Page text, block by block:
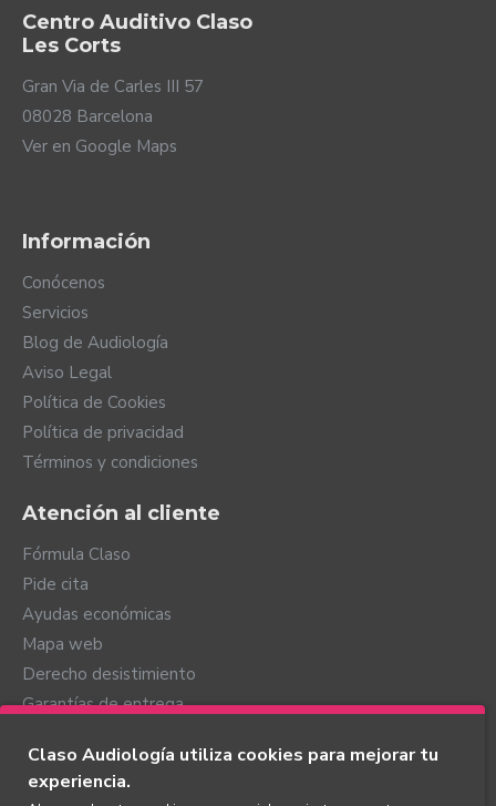
Centro Auditivo Claso
Les Corts
Gran Via de Carles III 57
08028 Barcelona
Ver en Google Maps
Información
Conócenos
Servicios
Blog de Audiología
Aviso Legal
Política de Cookies
Política de privacidad
Términos y condiciones
Atención al cliente
Fórmula Claso
Pide cita
Ayudas económicas
Mapa web
Derecho desistimiento
Garantías de entrega
Mi cuenta
Mi cuenta
Claso Audiología utiliza cookies para mejorar tu
experiencia.